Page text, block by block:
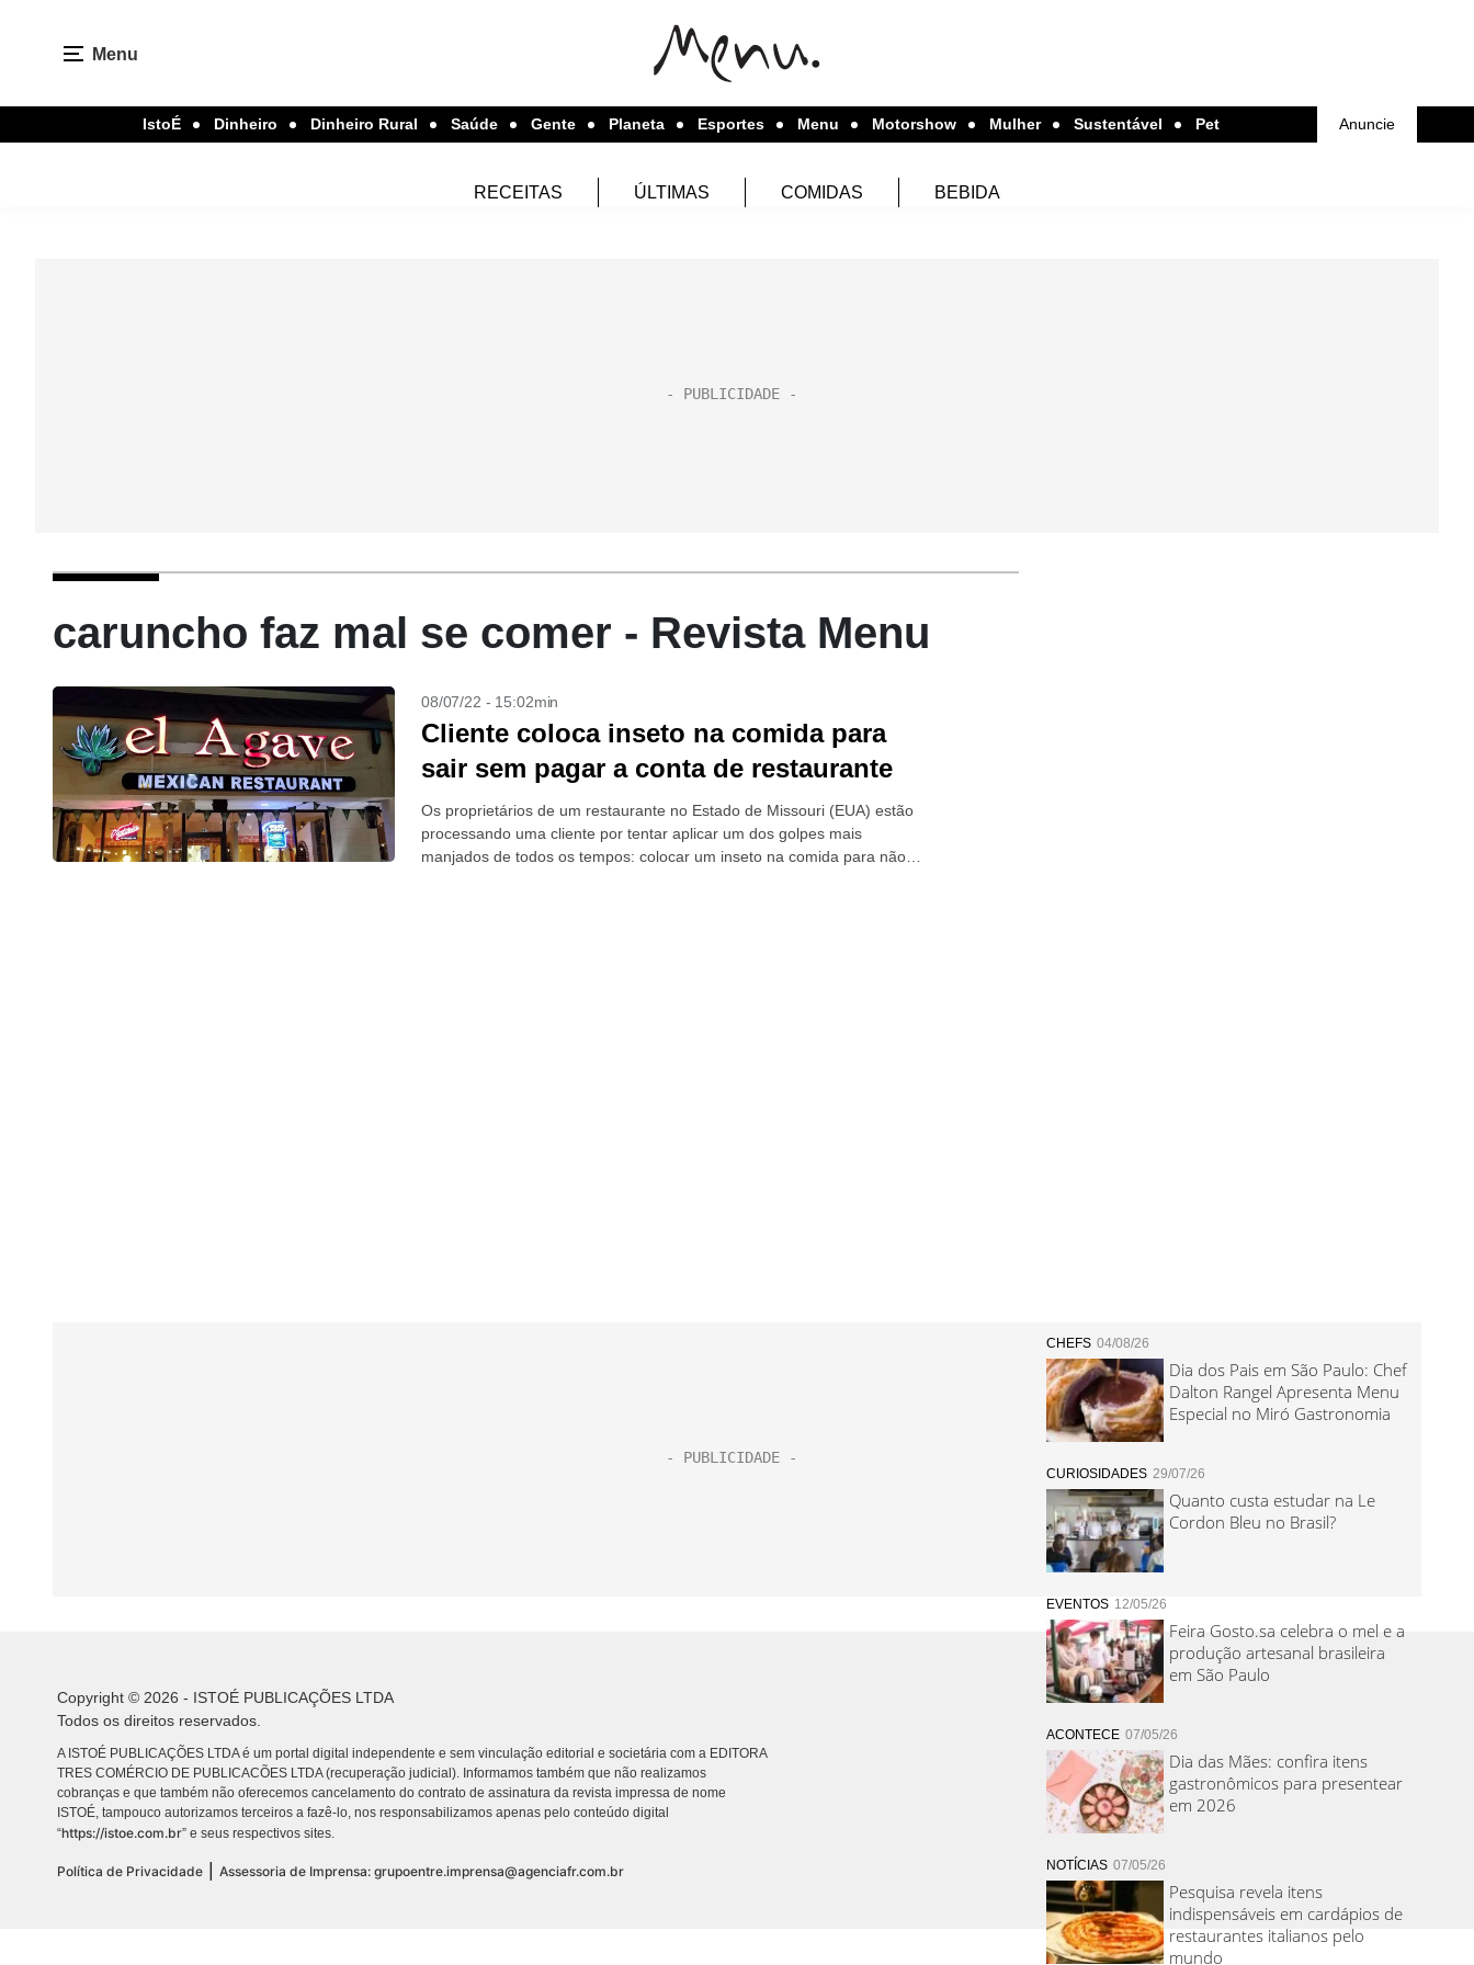
Menu
IstoÉ Dinheiro Dinheiro Rural Saúde Gente Planeta Esportes Menu Motorshow Mulher Sustentável Pet Anuncie
RECEITAS ÚLTIMAS COMIDAS BEBIDA
caruncho faz mal se comer - Revista Menu
08/07/22 - 15:02min
Cliente coloca inseto na comida para
sair sem pagar a conta de restaurante
Os proprietários de um restaurante no Estado de Missouri (EUA) estão
processando uma cliente por tentar aplicar um dos golpes mais
manjados de todos os tempos: colocar um inseto na comida para não
CHEFS 04/08/26
Dia dos Pais em São Paulo: Chef
Dalton Rangel Apresenta Menu
Especial no Miró Gastronomia
CURIOSIDADES 29/07/26
Quanto custa estudar na Le
Cordon Bleu no Brasil?
EVENTOS 12/05/26
Feira Gosto.sa celebra o mel e a
produção artesanal brasileira
em São Paulo
ACONTECE 07/05/26
Dia das Mães: confira itens
gastronômicos para presentear
em 2026
NOTÍCIAS 07/05/26
Pesquisa revela itens
indispensáveis em cardápios de
restaurantes italianos pelo
mundo
Copyright © 2026 - ISTOÉ PUBLICAÇÕES LTDA
Todos os direitos reservados.
A ISTOÉ PUBLICAÇÕES LTDA é um portal digital independente e sem vinculação editorial e societária com a EDITORA
TRES COMÉRCIO DE PUBLICACÕES LTDA (recuperação judicial). Informamos também que não realizamos
cobranças e que também não oferecemos cancelamento do contrato de assinatura da revista impressa de nome
ISTOÉ, tampouco autorizamos terceiros a fazê-lo, nos responsabilizamos apenas pelo conteúdo digital
“https://istoe.com.br” e seus respectivos sites.
Política de Privacidade Assessoria de Imprensa: grupoentre.imprensa@agenciafr.com.br